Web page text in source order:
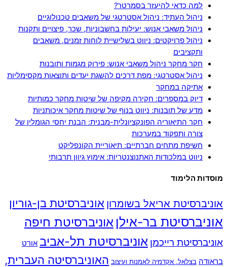
למה כדאי להיעזר בסמרטר?
ניהול העתיד: ניהול אסטרטגי של משאבים טכנולוגיים
ניהול משאבי אנוש: יעילות בחשבוניות, שכר, פיצויים ותקנות
ניהול פרויקטים: ניווט בשלישיית לוחות זמנים, משאבים
ותקציבים
חקר מחקר ניהול משאבי אנוש: פירוק מגמות ותובנות
ניהול אסטרטגי: מפת דרכים להשגת יעדים ותוצאות מקסימליות
אתיקה במחקר
דיוק במספרים: חקירה מקיפה של שיטות מחקר כמותיות
מדע של תובנות: ניווט בנוף של שיטות מחקר איכותניות
חקר התיאוריה הפונקציונלית-מבנית: הבנת יחסי הגומלין של
צורה ותפקוד במערכות
חשיפת מתחים חברתיים: תיאוריית הקונפליקט
ניווט במלכודות האתנוצנטריות: אימוץ גיוון תרבותי
מוסדות הלימוד
אוניברסיטת אריאל בשומרון אוניברסיטת בן-גוריון
אוניברסיטת בר-אילן אוניברסיטת חיפה
אוניברסיטת רייכמן אוניברסיטת תל-אביב אורט
בראודה בצלאל, אקדמיה לאמנות ועיצוב האוניברסיטה העברית,